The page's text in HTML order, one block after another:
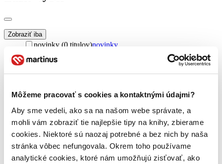
Môžeme pracovať s cookies a kontaktnými údajmi?
Aby sme vedeli, ako sa na našom webe správate, a
mohli vám zobraziť tie najlepšie tipy na knihy, zbierame
cookies. Niektoré sú naozaj potrebné a bez nich by naša
stránka vôbec nefungovala. Okrem toho používame
analytické cookies, ktoré nám umožňujú zisťovať, ako
Zobraziť iba
novinky (0 titulov)novinky
zľavnené tituly (0 titulov)
Dostupnosť
predpredaj (0 titulov)predpredaj
dostupná (bez vypredaných) (0 titulov)dostupná (bez
vypredaných)
Nové / čítané
nová (0 titulov)nová
čítaná (0 titulov)čítaná